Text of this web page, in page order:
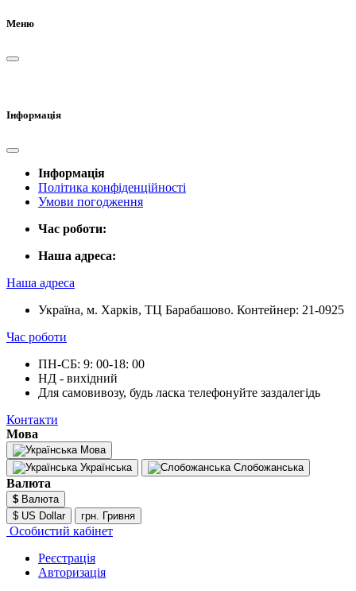
Меню
Інформація
Інформація
Політика конфіденційності
Умови погодження
Час роботи:
Наша адреса:
Наша адреса
Україна, м. Харків, ТЦ Барабашово. Контейнер: 21-0925
Час роботи
ПН-СБ: 9: 00-18: 00
НД - вихідний
Для самовивозу, будь ласка телефонуйте заздалегідь
Контакти
Мова
Мова
Українська
Слобожанська
Валюта
$ Валюта
$ US Dollar
грн. Гривня
Особистий кабінет
Реєстрація
Авторизація